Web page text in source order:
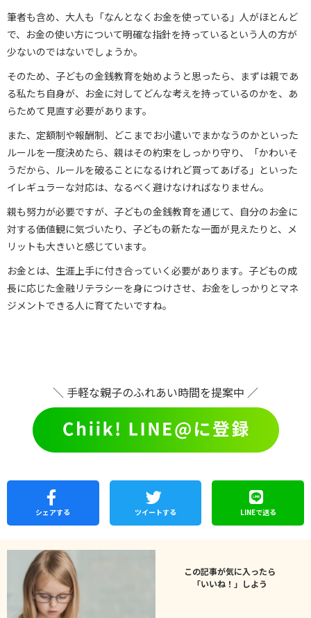
筆者も含め、大人も「なんとなくお金を使っている」人がほとんど
で、お金の使い方について明確な指針を持っているという人の方が
少ないのではないでしょうか。
そのため、子どもの金銭教育を始めようと思ったら、まずは親であ
る私たち自身が、お金に対してどんな考えを持っているのかを、あ
らためて見直す必要があります。
また、定額制や報酬制、どこまでお小遣いでまかなうのかといった
ルールを一度決めたら、親はその約束をしっかり守り、「かわいそ
うだから、ルールを破ることになるけれど買ってあげる」といった
イレギュラーな対応は、なるべく避けなければなりません。
親も努力が必要ですが、子どもの金銭教育を通じて、自分のお金に
対する価値観に気づいたり、子どもの新たな一面が見えたりと、メ
リットも大きいと感じています。
お金とは、生涯上手に付き合っていく必要があります。子どもの成
長に応じた金融リテラシーを身につけさせ、お金をしっかりとマネ
ジメントできる人に育てたいですね。
＼ 手軽な親子のふれあい時間を提案中 ／
シェアする ツイートする LINEで送る
この記事が気に入ったら
「いいね！」しよう